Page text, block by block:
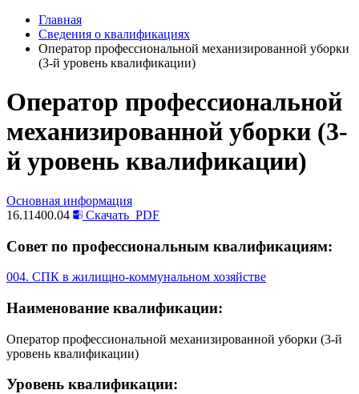
Главная
Сведения о квалификациях
Оператор профессиональной механизированной уборки
(3-й уровень квалификации)
Оператор профессиональной
механизированной уборки (3-
й уровень квалификации)
Основная информация
16.11400.04
Скачать PDF
Совет по профессиональным квалификациям:
004. СПК в жилищно-коммунальном хозяйстве
Наименование квалификации:
Оператор профессиональной механизированной уборки (3-й
уровень квалификации)
Уровень квалификации: